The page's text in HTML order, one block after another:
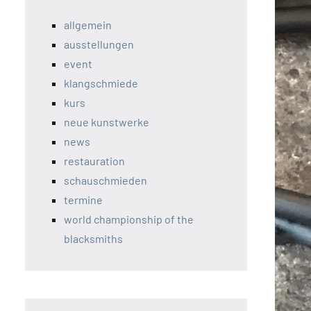
allgemein
ausstellungen
event
klangschmiede
kurs
neue kunstwerke
news
restauration
schauschmieden
termine
world championship of the
blacksmiths